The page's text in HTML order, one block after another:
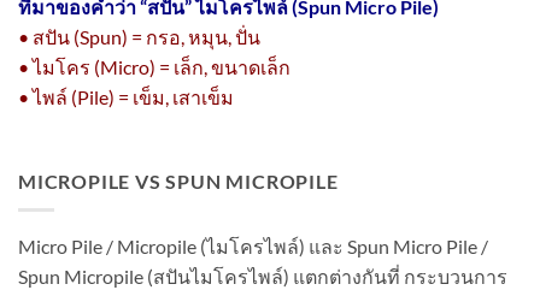
ที่มาของคำว่า “สปัน” ไมโครไพล์ (Spun Micro Pile)
• สปัน (Spun) = กรอ, หมุน, ปั่น
• ไมโคร (Micro) = เล็ก, ขนาดเล็ก
• ไพล์ (Pile) = เข็ม, เสาเข็ม
MICROPILE VS SPUN MICROPILE
Micro Pile / Micropile (ไมโครไพล์) และ Spun Micro Pile /
Spun Micropile (สปันไมโครไพล์) แตกต่างกันที่ กระบวนการ